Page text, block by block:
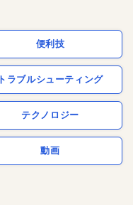
便利技
トラブルシューティング
テクノロジー
動画